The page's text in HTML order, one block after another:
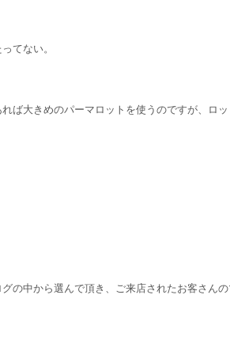
てない。
ば大きめのパーマロットを使うのですが、ロ
の中から選んで頂き、ご来店されたお客さん